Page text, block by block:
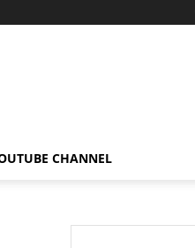
CHANNEL